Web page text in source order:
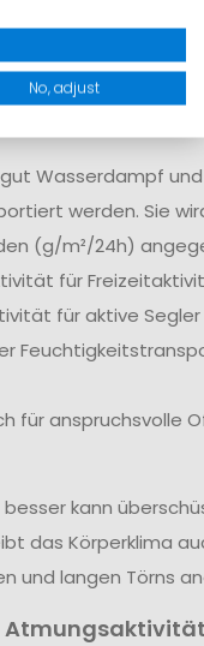
Feuchtigkeit
Wasserdampf
werden. Sie
(g/m²/24h)
für
für aktive Segler
für anspruchsvolle
kann
das Körperklima
und langen Törns
No, adjust